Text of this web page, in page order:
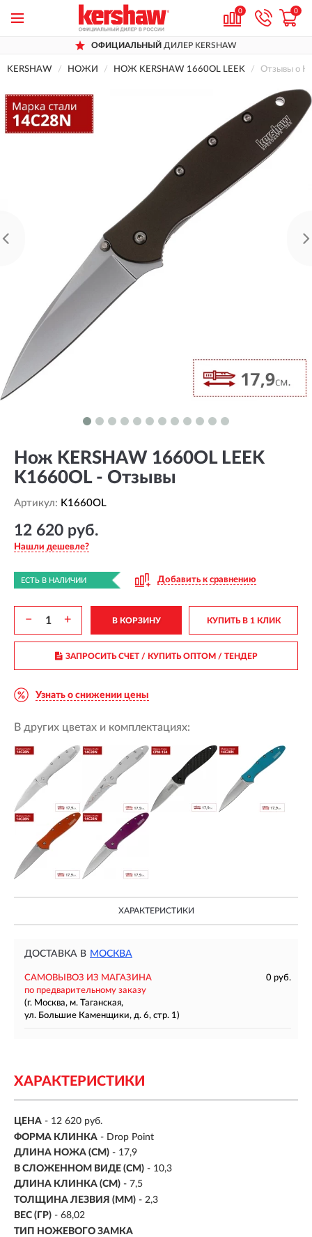
0 0
ОФИЦИАЛЬНЫЙ ДИЛЕР KERSHAW
KERSHAW НОЖИ НОЖ KERSHAW 1660OL LEEK Отзывы о
Нож KERSHAW 1660OL LEEK
K1660OL - Отзывы
Артикул: K1660OL
12 620 руб.
Нашли дешевле?
ЕСТЬ В НАЛИЧИИ Добавить к сравнению
− + В КОРЗИНУ КУПИТЬ В 1 КЛИК
ЗАПРОСИТЬ СЧЕТ / КУПИТЬ ОПТОМ/ ТЕНДЕР
Узнать о снижении цены
В других цветах и комплектациях:
ХАРАКТЕРИСТИКИ
ДОСТАВКА В МОСКВА
САМОВЫВОЗ ИЗ МАГАЗИНА
0 руб.
по предварительному заказу
(г. Москва, м. Таганская,
ул. Большие Каменщики, д. 6, стр. 1)
ХАРАКТЕРИСТИКИ
ЦЕНА - 12 620 руб.
ФОРМА КЛИНКА - Drop Point
ДЛИНА НОЖА (СМ) - 17,9
В СЛОЖЕННОМ ВИДЕ (СМ) - 10,3
ДЛИНА КЛИНКА (СМ) - 7,5
ТОЛЩИНА ЛЕЗВИЯ (ММ) - 2,3
ВЕС (ГР) - 68,02
ТИП НОЖЕВОГО ЗАМКА